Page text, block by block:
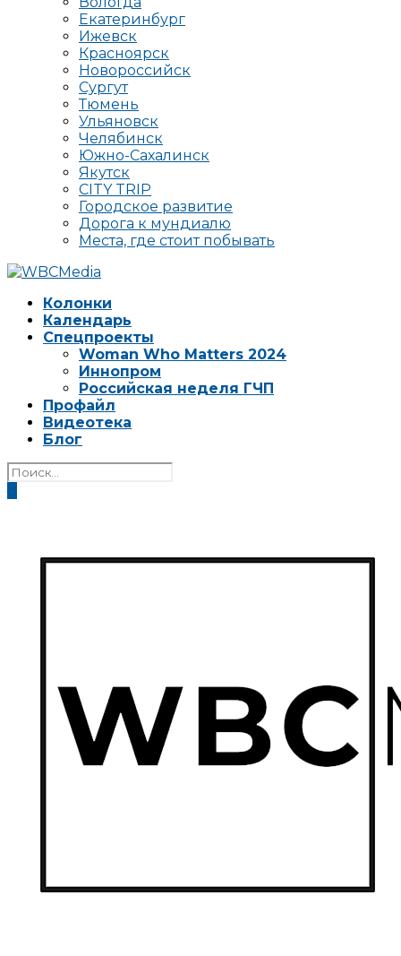
Екатеринбург
Ижевск
Красноярск
Новороссийск
Сургут
Тюмень
Ульяновск
Челябинск
Южно-Сахалинск
Якутск
CITY TRIP
Городское развитие
Дорога к мундиалю
Места, где стоит побывать
Колонки
Календарь
Спецпроекты
Woman Who Matters 2024
Иннопром
Российская неделя ГЧП
Профайл
Видеотека
Блог